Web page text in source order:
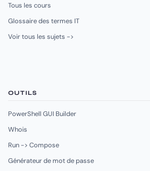
Tous les cours
Glossaire des termes IT
Voir tous les sujets ->
OUTILS
PowerShell GUI Builder
Whois
Run -> Compose
Générateur de mot de passe